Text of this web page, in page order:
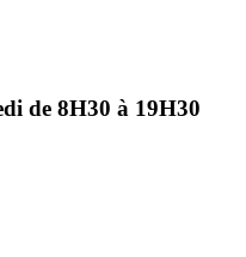
de 8H30 à 19H30